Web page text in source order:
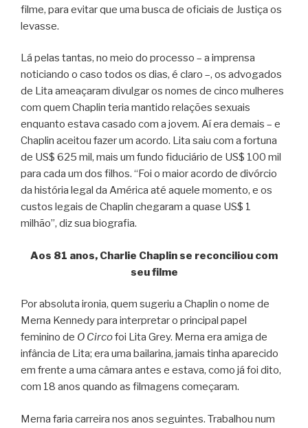
filme, para evitar que uma busca de oficiais de Justiça os
levasse.
Lá pelas tantas, no meio do processo – a imprensa
noticiando o caso todos os dias, é claro –, os advogados
de Lita ameaçaram divulgar os nomes de cinco mulheres
com quem Chaplin teria mantido relações sexuais
enquanto estava casado com a jovem. Aí era demais – e
Chaplin aceitou fazer um acordo. Lita saiu com a fortuna
de US$ 625 mil, mais um fundo fiduciário de US$ 100 mil
para cada um dos filhos. “Foi o maior acordo de divórcio
da história legal da América até aquele momento, e os
custos legais de Chaplin chegaram a quase US$ 1
milhão”, diz sua biografia.
Aos 81 anos, Charlie Chaplin se reconciliou com
seu filme
Por absoluta ironia, quem sugeriu a Chaplin o nome de
Merna Kennedy para interpretar o principal papel
feminino de O Circofoi Lita Grey. Merna era amiga de
infância de Lita; era uma bailarina, jamais tinha aparecido
em frente a uma câmara antes e estava, como já foi dito,
com 18 anos quando as filmagens começaram.
Merna faria carreira nos anos seguintes. Trabalhou num